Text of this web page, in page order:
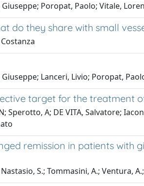
Giuseppe; Poropat, Paolo; Vitale,
do they share with small
Giuseppe; Lanceri, Livio; Poropat,
target for the treatment
Sperotto, A; DE VITA, Salvatore;
remission in patients with
S.; Tommasini, A.; Ventura,